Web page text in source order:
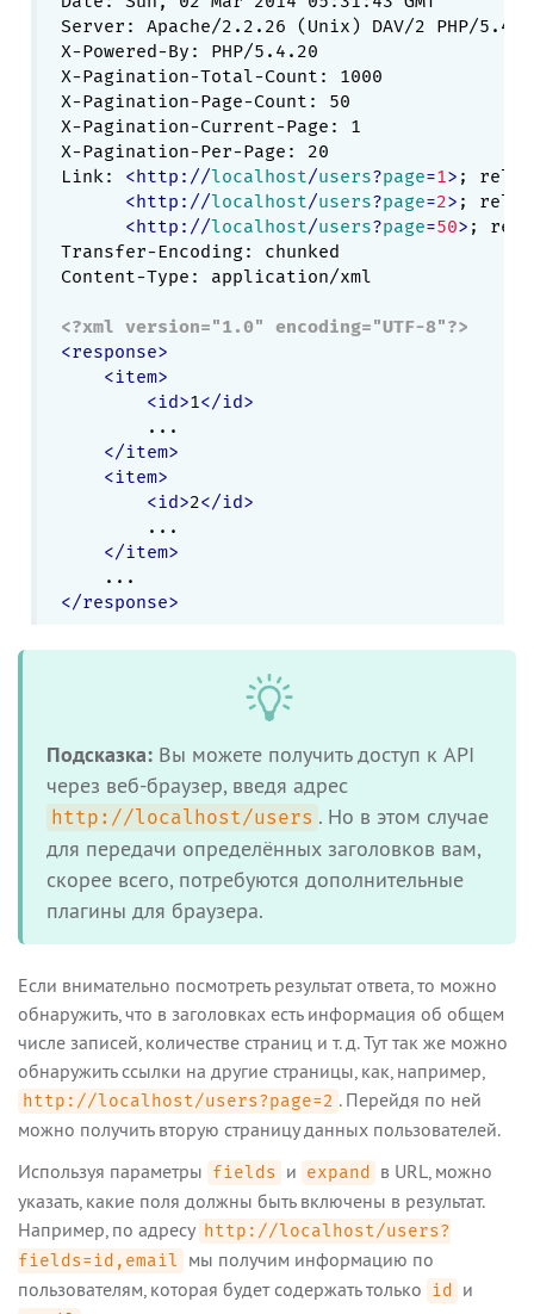
Server: Apache/2.2.26 (Unix) DAV/2 PHP/
X-Powered-By: PHP/5.4.20
X-Pagination-Total-Count: 1000
X-Pagination-Page-Count: 50
X-Pagination-Current-Page: 1
X-Pagination-Per-Page: 20
Link: <http: //localhost/users?page=1> ;
<http: //localhost/users?page=2> ;
<http: //localhost/users?page=50> ;
Transfer-Encoding: chunked
Content-Type: application/xml
<?xml version="1.0" encoding="UTF-8"?>
<response>
<item>
<id>1</id>
        ...
</item>
<item>
<id>2</id>
        ...
</item>
</response>
Подсказка: Вы можете получить доступ к API
через веб-браузер, введя адрес
http://localhost/users . Но в этом случае
для передачи определённых заголовков вам,
скорее всего, потребуются дополнительные
плагины для браузера.
Если внимательно посмотреть результат ответа, то можно
обнаружить, что в заголовках есть информация об общем
числе записей, количестве страниц и т. д. Тут так же можно
обнаружить ссылки на другие страницы, как, например,
http://localhost/users?page=2 . Перейдя по ней
можно получить вторую страницу данных пользователей.
Используя параметры fields и expand
в URL, можно
указать, какие поля должны быть включены в результат.
Например, по адресу http://localhost/users?
fields=id,email
мы получим информацию по
пользователям, которая будет содержать только id и